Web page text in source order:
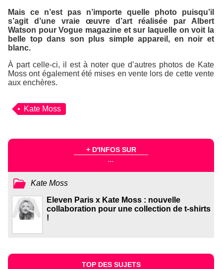
Mais ce n’est pas n’importe quelle photo puisqu’il
s’agit d’une vraie œuvre d’art réalisée par Albert
Watson pourVogue magazine et sur laquelle on voit la
belle top dans son plus simple appareil, en noir et
blanc.
À part celle-ci, il est à noter que d’autres photos de Kate
Moss ont également été mises en vente lors de cette vente
aux enchères.
Kate Moss
+ D'INFOS SUR
...
Kate Moss
Eleven Paris x Kate Moss : nouvelle
collaboration pour une collection de t-shirts
!
TOP DES SUJETS